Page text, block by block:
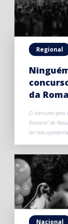
Regional
da
O concurso para
Romaria” de
ter sido
Nacional